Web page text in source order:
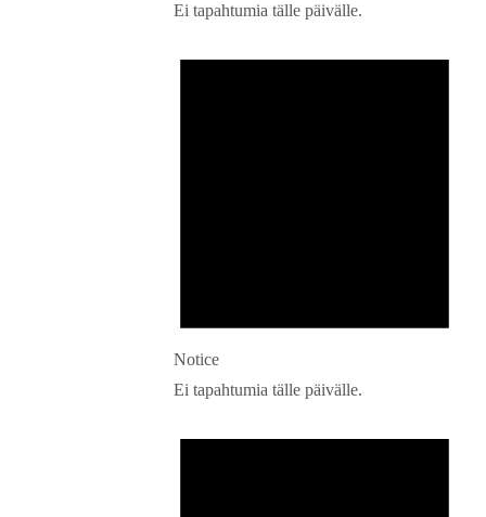
Ei tapahtumia tälle päivälle.
Notice
Ei tapahtumia tälle päivälle.